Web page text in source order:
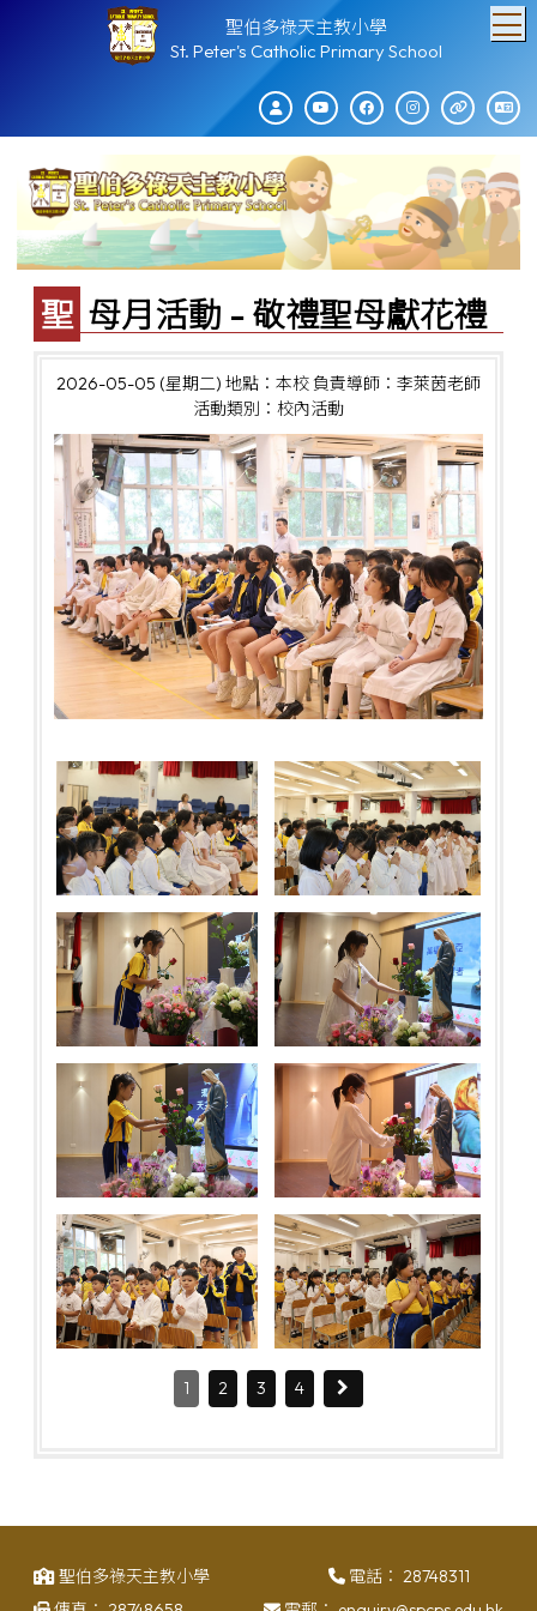
聖伯多祿天主教小學
St. Peter's Catholic Primary School
聖母月活動 - 敬禮聖母獻花禮
2026-05-05 (星期二) 地點：本校負責導師：李萊茵老師
活動類別：校內活動
1 2 3 4
聖伯多祿天主教小學 電話： 28748311